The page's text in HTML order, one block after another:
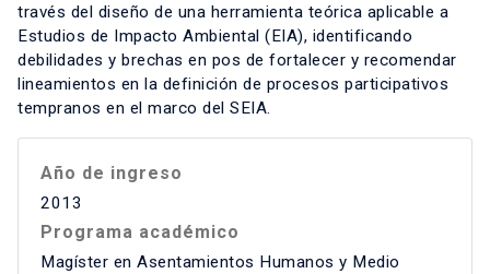
través del diseño de una herramienta teórica aplicable a
Estudios de Impacto Ambiental (EIA), identificando
debilidades y brechas en pos de fortalecer y recomendar
lineamientos en la definición de procesos participativos
tempranos en el marco del SEIA.
Año de ingreso
2013
Programa académico
Magíster en Asentamientos Humanos y Medio